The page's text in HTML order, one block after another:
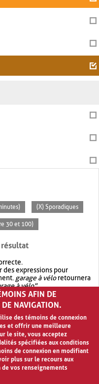
(X) Sporadiques
30 et 100)
résultat
expressions pour
garage à véloretournera
à vélo".
avec OR.garage OR vélo
quegarage à vélo
AFIN DE
DE NAVIGATION.
des témoins de connexion
et offrir une meilleure
le site, vous acceptez
spécifiées aux conditions
de connexion en modifiant
plus sur le recours aux
vos renseignements